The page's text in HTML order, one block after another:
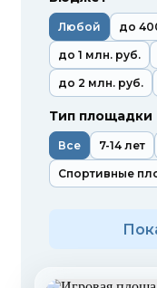
Любой до
до 1 млн. руб.
до 2 млн. руб.
Тип площадки
Все 7-14 лет
Спортивные